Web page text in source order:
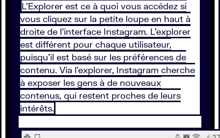
L’Explorer est ce à quoi vous accédez si
vous cliquez sur la petite loupe en haut à
droite de l’interface Instagram. L’explorer
est différent pour chaque utilisateur,
puisqu’il est basé sur les préférences de
contenu. Via l’explorer, Instagram cherche
à exposer les gens à de nouveaux
contenus, qui restent proches de leurs
intérêts.